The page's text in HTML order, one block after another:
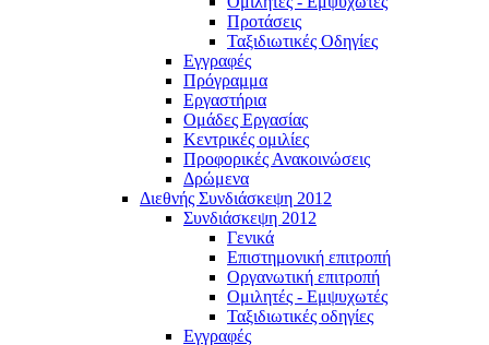
Προτάσεις
Ταξιδιωτικές Οδηγίες
Εγγραφές
Πρόγραμμα
Εργαστήρια
Ομάδες Εργασίας
Κεντρικές ομιλίες
Προφορικές Ανακοινώσεις
Δρώμενα
Διεθνής Συνδιάσκεψη 2012
Συνδιάσκεψη 2012
Γενικά
Επιστημονική επιτροπή
Οργανωτική επιτροπή
Ομιλητές - Εμψυχωτές
Ταξιδιωτικές οδηγίες
Εγγραφές